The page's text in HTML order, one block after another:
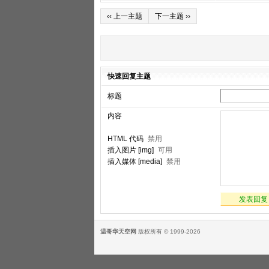
‹‹ 上一主题 下一主题 ››
快速回复主题
标题
内容
HTML 代码 禁用
插入图片 [img] 可用
插入媒体 [media] 禁用
发表回复
温哥华天空网 版权所有 © 1999-2026